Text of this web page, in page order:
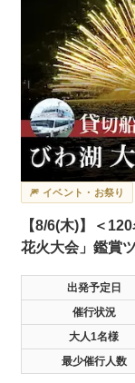
🎆 イベント・お祭り
【8/6(木)】＜
花火大会」鑑賞
出発予定日
催行状況
大人1名様
最少催行人数